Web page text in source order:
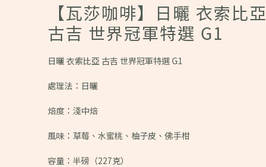
【瓦莎咖啡】日曬 衣索比亞
古吉 世界冠軍特選 G1
日曬 衣索比亞 古吉 世界冠軍特選 G1
處理法：日曬
焙度：淺中焙
風味：草莓、水蜜桃、柚子皮、佛手柑
容量：半磅（227克）